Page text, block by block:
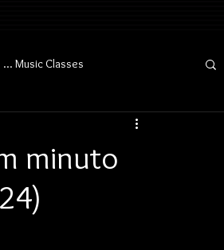
... Music Classes
minuto